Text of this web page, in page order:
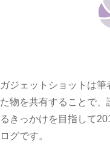
ガジェットショットは
た物を共有することで
るきっかけを目指して
ログです。